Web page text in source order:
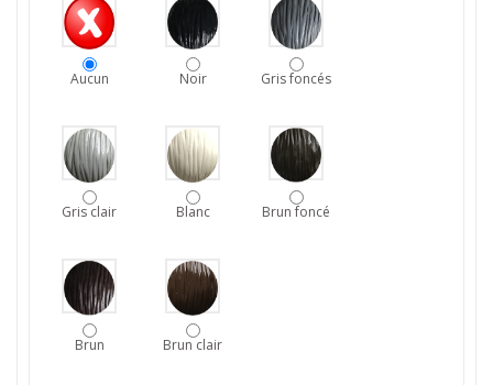
Aucun Noir Gris foncés
Gris clair Blanc Brun foncé
Brun Brun clair